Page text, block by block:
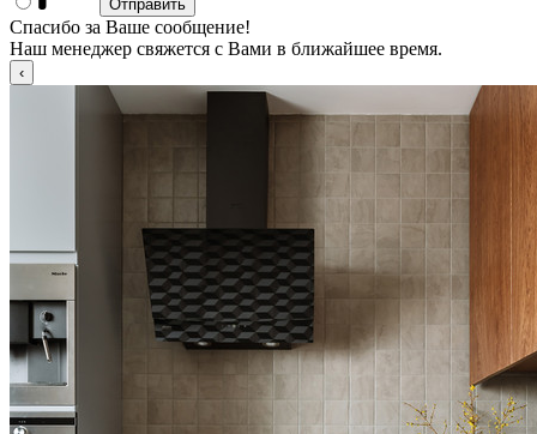
Спасибо за Ваше сообщение!
Наш менеджер свяжется с Вами в ближайшее время.